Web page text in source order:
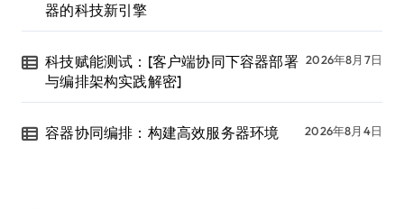
器的科技新引擎
科技赋能测试：[客户端协同下容器部署
与编排架构实践解密]
2026年8月7日
容器协同编排：构建高效服务器环境 2026年8月4日